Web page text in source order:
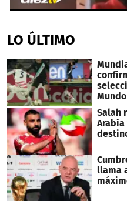
of
23
LO ÚLTIMO
Mundo
Salah
llama